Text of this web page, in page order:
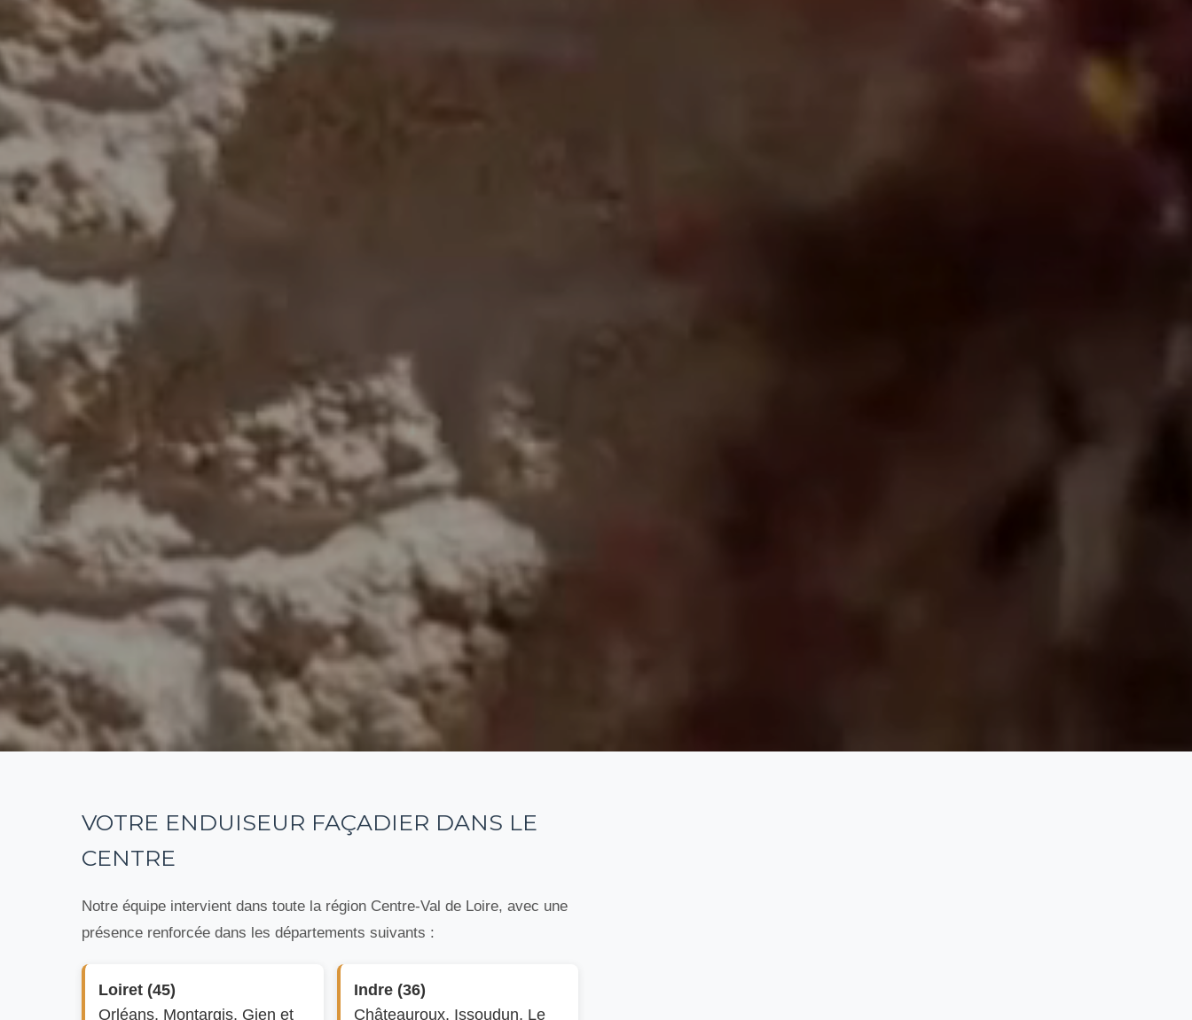
VOTRE ENDUISEUR FAÇADIER DANS LE
CENTRE
Notre équipe intervient dans toute la région Centre-Val de Loire, avec une
présence renforcée dans les départements suivants :
Loiret (45)
Orléans, Montargis, Gien et
Indre (36)
Châteauroux, Issoudun, Le